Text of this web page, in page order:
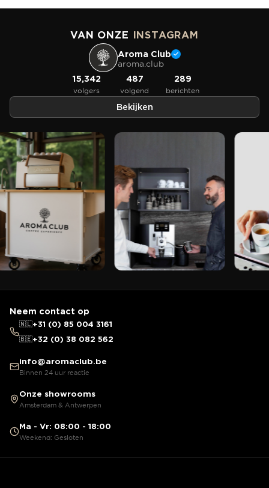
VAN ONZE INSTAGRAM
Aroma Club
aroma.club
15,342
volgers
487
volgend
289
berichten
Bekijken
Neem contact op
🇳🇱+31 (0) 85 004 3161
🇧🇪+32 (0) 38 082 562
info@aromaclub.be
Binnen 24 uur reactie
Onze showrooms
Amsterdam & Antwerpen
Ma - Vr: 08:00 - 18:00
Weekend: Gesloten